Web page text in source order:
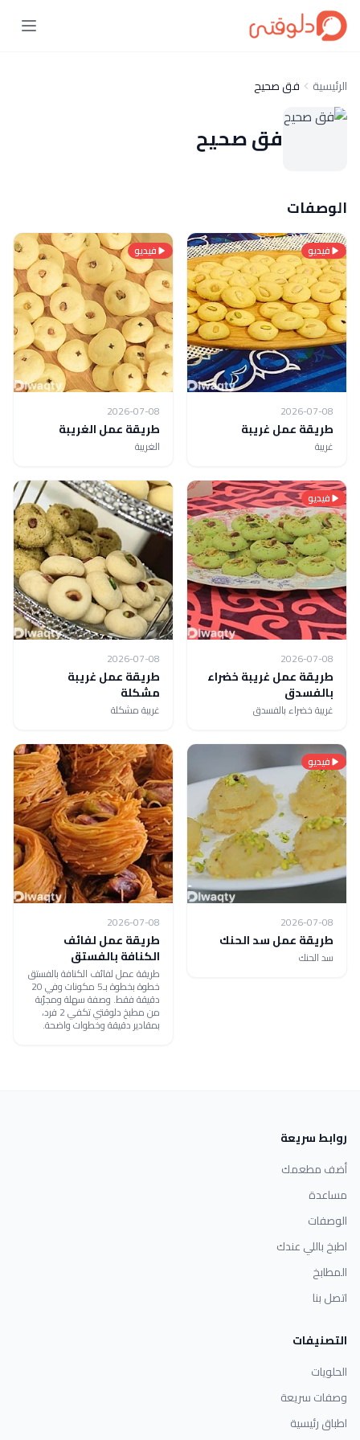
الرئيسية فق صحيح
فق صحيح
الوصفات
فيديو
2026-07-08
طريقة عمل غريبة
غريبة
فيديو
2026-07-08
طريقة عمل الغريبة
الغريبة
فيديو
2026-07-08
طريقة عمل غريبة خضراء
بالفسدق
غريبة خضراء بالفسدق
2026-07-08
طريقة عمل غريبة
مشكلة
غريبة مشكلة
فيديو
2026-07-08
طريقة عمل سد الحنك
سد الحنك
2026-07-08
طريقة عمل لفائف
الكنافة بالفستق
طريقة عمل لفائف الكنافة بالفستق
خطوة بخطوة بـ5 مكونات وفي 20
دقيقة فقط. وصفة سهلة ومجرّبة
من مطبخ دلوقتي تكفي 2 فرد،
بمقادير دقيقة وخطوات واضحة.
روابط سريعة
أضف مطعمك
مساعدة
الوصفات
اطبخ باللي عندك
المطابخ
اتصل بنا
التصنيفات
الحلويات
وصفات سريعة
اطباق رئيسية